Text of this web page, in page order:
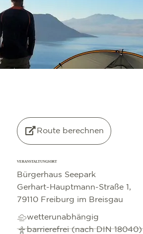
Route berechnen
VERANSTALTUNGSORT
Bürgerhaus Seepark
Gerhart-Hauptmann-Straße 1,
79110 Freiburg im Breisgau
wetterunabhängig
barrierefrei (nach DIN 18040)